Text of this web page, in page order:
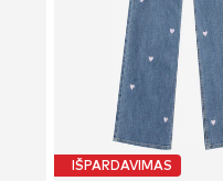
IŠPARDAVIMAS